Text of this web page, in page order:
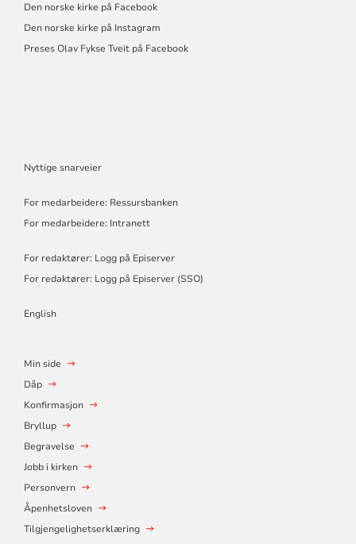
Den norske kirke på Facebook
Den norske kirke på Instagram
Preses Olav Fykse Tveit på Facebook
Nyttige snarveier
For medarbeidere: Ressursbanken
For medarbeidere: Intranett
For redaktører: Logg på Episerver
For redaktører: Logg på Episerver (SSO)
English
Min side
Dåp
Konfirmasjon
Bryllup
Begravelse
Jobb i kirken
Personvern
Åpenhetsloven
Tilgjengelighetserklæring